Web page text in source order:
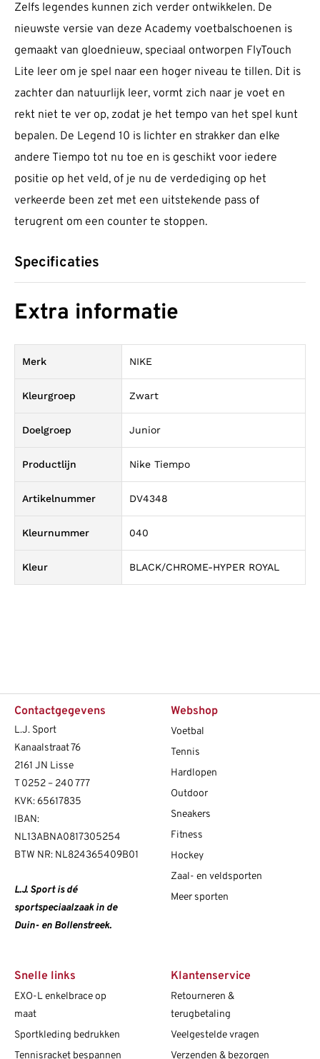
Zelfs legendes kunnen zich verder ontwikkelen. De
nieuwste versie van deze Academy voetbalschoenen is
gemaakt van gloednieuw, speciaal ontworpen FlyTouch
Lite leer om je spel naar een hoger niveau te tillen. Dit is
zachter dan natuurlijk leer, vormt zich naar je voet en
rekt niet te ver op, zodat je het tempo van het spel kunt
bepalen. De Legend 10 is lichter en strakker dan elke
andere Tiempo tot nu toe en is geschikt voor iedere
positie op het veld, of je nu de verdediging op het
verkeerde been zet met een uitstekende pass of
terugrent om een counter te stoppen.
Specificaties
Extra informatie
Merk NIKE
Kleurgroep Zwart
Doelgroep Junior
Productlijn Nike Tiempo
Artikelnummer DV4348
Kleurnummer 040
Kleur BLACK/CHROME-HYPER ROYAL
Contactgegevens
L.J. Sport
Kanaalstraat 76
2161 JN Lisse
T 0252 – 240 777
KVK: 65617835
IBAN:
NL13ABNA0817305254
BTW NR: NL824365409B01
L.J. Sport is dé
sportspeciaalzaak in de
Duin- en Bollenstreek.
Webshop
Voetbal
Tennis
Hardlopen
Outdoor
Sneakers
Fitness
Hockey
Zaal- en veldsporten
Meer sporten
Snelle links
EXO-L enkelbrace op
maat
Sportkleding bedrukken
Tennisracket bespannen
Klantenservice
Retourneren &
terugbetaling
Veelgestelde vragen
Verzenden & bezorgen